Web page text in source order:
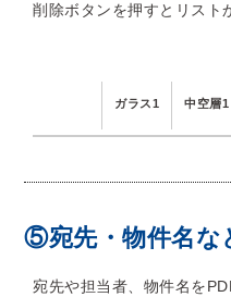
削除ボタンを押すとリスト
ガラス1 中空層1
⑤宛先・物件名な
宛先や担当者、物件名を